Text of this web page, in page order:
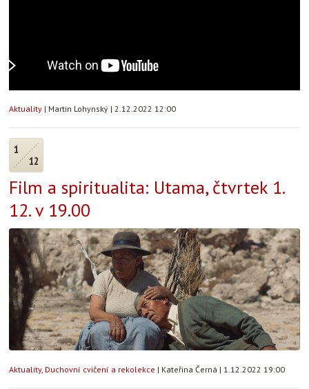
Aktuality | Martin Lohynský | 2.12.2022 12:00
1
12
Film a spiritualita: Utama, čtvrtek 1.
12. v 19.00
Aktuality, Duchovní cvičení a rekolekce | Kateřina Černá | 1.12.2022 19:00